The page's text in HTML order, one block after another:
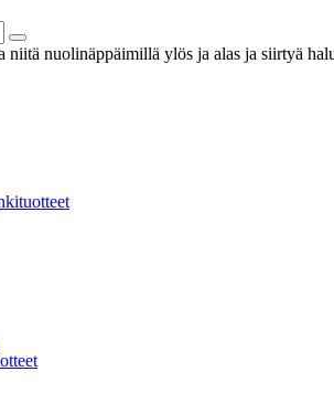
niitä nuolinäppäimillä ylös ja alas ja siirtyä